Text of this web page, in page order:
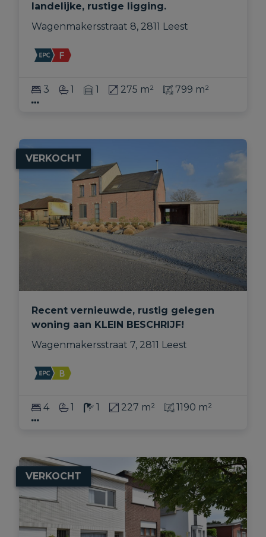
landelijke, rustige ligging.
Wagenmakersstraat 8, 2811 Leest
3 1 1 275 m² 799 m²
VERKOCHT
Recent vernieuwde, rustig gelegen
woning aan KLEIN BESCHRIJF!
Wagenmakersstraat 7, 2811 Leest
4 1 1 227 m² 1190 m²
VERKOCHT